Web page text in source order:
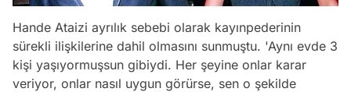
Hande Ataizi ayrılık sebebi olarak kayınpederinin
sürekli ilişkilerine dahil olmasını sunmuştu. 'Aynı evde 3
kişi yaşıyormuşsun gibiydi. Her şeyine onlar karar
veriyor, onlar nasıl uygun görürse, sen o şekilde